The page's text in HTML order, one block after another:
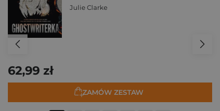
Julie Clarke
62,99 zł
ZAMÓW ZESTAW